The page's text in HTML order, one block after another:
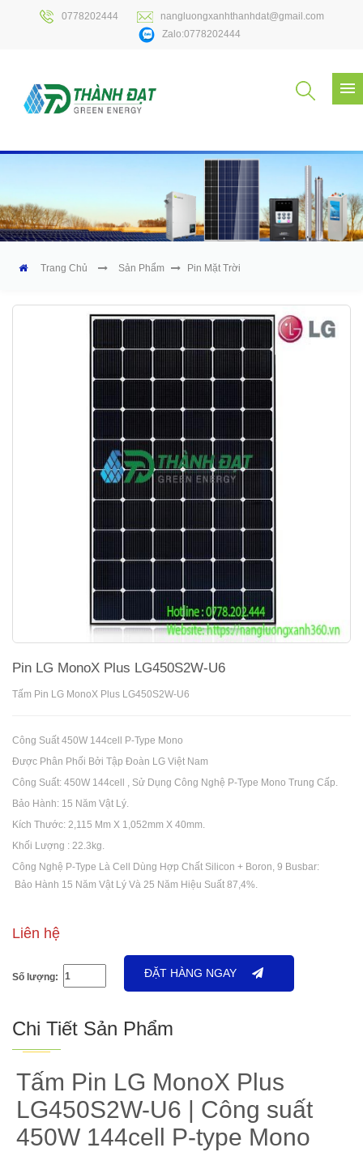
0778202444
nangluongxanhthanhdat@gmail.com
Zalo:0778202444
Trang Chủ Sản Phẩm Pin Mặt Trời
Pin LG MonoX Plus LG450S2W-U6
Tấm Pin LG MonoX Plus LG450S2W-U6
Công Suất 450W 144cell P-Type Mono
Được Phân Phối Bởi Tập Đoàn LG Việt Nam
Công Suất: 450W 144cell , Sử Dụng Công Nghệ P-Type Mono Trung Cấp.
Bảo Hành: 15 Năm Vật Lý.
Kích Thước: 2,115 Mm X 1,052mm X 40mm.
Khối Lượng : 22.3kg.
Công Nghệ P-Type Là Cell Dùng Hợp Chất Silicon + Boron, 9 Busbar:
Bảo Hành 15 Năm Vật Lý Và 25 Năm Hiệu Suất 87,4%.
Liên hệ
Số lượng: ĐẶT HÀNG NGAY
Chi Tiết Sản Phẩm
Tấm Pin LG MonoX Plus
LG450S2W-U6 | Công suất
450W 144cell P-type Mono